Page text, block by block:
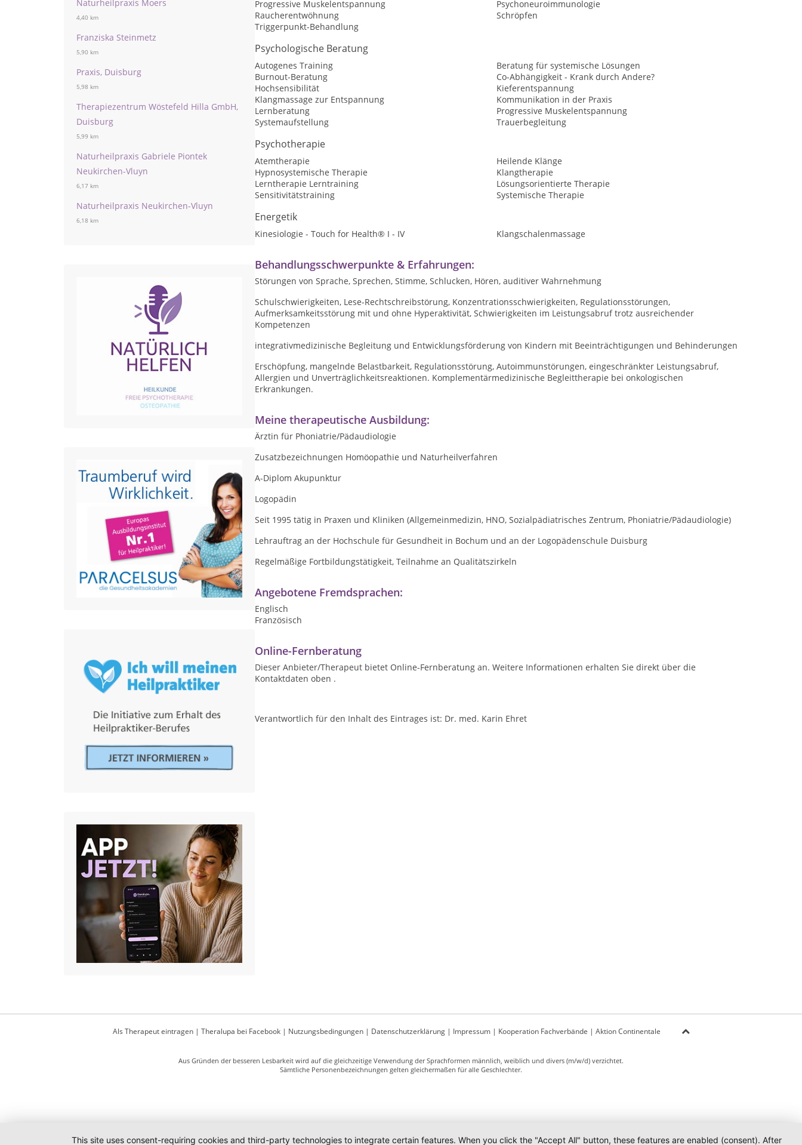
Naturheilpraxis Moers
4,40 km
Franziska Steinmetz
5,90 km
Praxis, Duisburg
5,98 km
Therapiezentrum Wöstefeld Hilla GmbH,
Duisburg
5,99 km
Naturheilpraxis Gabriele Piontek
Neukirchen-Vluyn
6,17 km
Naturheilpraxis Neukirchen-Vluyn
6,18 km
Progressive Muskelentspannung
Psychoneuroimmunologie
Raucherentwöhnung
Schröpfen
Triggerpunkt-Behandlung
Psychologische Beratung
Autogenes Training
Beratung für systemische Lösungen
Burnout-Beratung
Co-Abhängigkeit - Krank durch Andere?
Hochsensibilität
Kieferentspannung
Klangmassage zur Entspannung
Kommunikation in der Praxis
Lernberatung
Progressive Muskelentspannung
Systemaufstellung
Trauerbegleitung
Psychotherapie
Atemtherapie
Heilende Klänge
Hypnosystemische Therapie
Klangtherapie
Lerntherapie Lerntraining
Lösungsorientierte Therapie
Sensitivitätstraining
Systemische Therapie
Energetik
Kinesiologie - Touch for Health® I - IV Klangschalenmassage
Behandlungsschwerpunkte & Erfahrungen:
Störungen von Sprache, Sprechen, Stimme, Schlucken, Hören, auditiver Wahrnehmung
Schulschwierigkeiten, Lese-Rechtschreibstörung, Konzentrationsschwierigkeiten, Regulationsstörungen,
Aufmerksamkeitsstörung mit und ohne Hyperaktivität, Schwierigkeiten im Leistungsabruf trotz ausreichender
Kompetenzen
integrativmedizinische Begleitung und Entwicklungsförderung von Kindern mit Beeinträchtigungen und Behinderungen
Erschöpfung, mangelnde Belastbarkeit, Regulationsstörung, Autoimmunstörungen, eingeschränkter Leistungsabruf,
Allergien und Unverträglichkeitsreaktionen. Komplementärmedizinische Begleittherapie bei onkologischen
Erkrankungen.
Meine therapeutische Ausbildung:
Ärztin für Phoniatrie/Pädaudiologie
Zusatzbezeichnungen Homöopathie und Naturheilverfahren
A-Diplom Akupunktur
Logopädin
Seit 1995 tätig in Praxen und Kliniken (Allgemeinmedizin, HNO, Sozialpädiatrisches Zentrum, Phoniatrie/Pädaudiologie)
Lehrauftrag an der Hochschule für Gesundheit in Bochum und an der Logopädenschule Duisburg
Regelmäßige Fortbildungstätigkeit, Teilnahme an Qualitätszirkeln
Angebotene Fremdsprachen:
Englisch
Französisch
Online-Fernberatung
Dieser Anbieter/Therapeut bietet Online-Fernberatung an. Weitere Informationen erhalten Sie direkt über die
Kontaktdaten oben .
Verantwortlich für den Inhalt des Eintrages ist: Dr. med. Karin Ehret
Als Therapeut eintragen| Theralupa bei Facebook| Nutzungsbedingungen| Datenschutzerklärung| Impressum| Kooperation Fachverbände | Aktion Continentale
Aus Gründen der besseren Lesbarkeit wird auf die gleichzeitige Verwendung der Sprachformen männlich, weiblich und divers (m/w/d) verzichtet.
Sämtliche Personenbezeichnungen gelten gleichermaßen für alle Geschlechter.
This site uses consent-requiring cookies and third-party technologies to integrate certain features. When you click the "Accept All" button, these features are enabled (consent). After